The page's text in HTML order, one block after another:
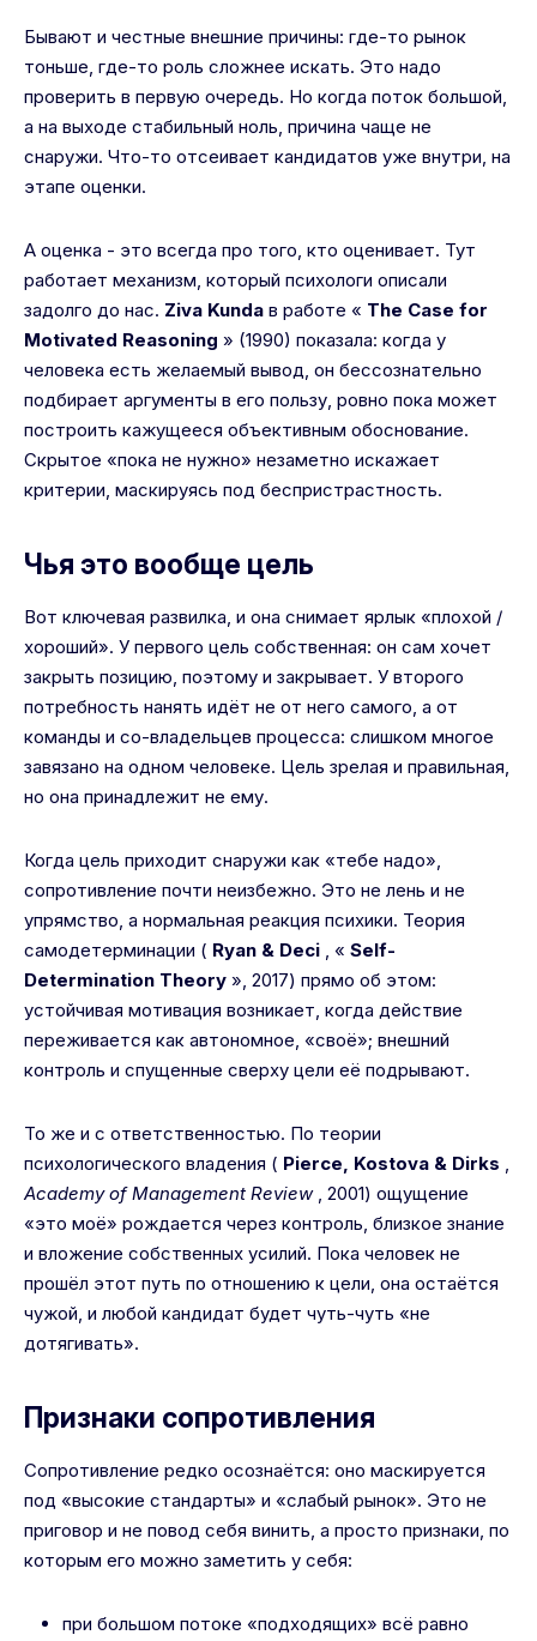
Бывают и честные внешние причины: где-то рынок
тоньше, где-то роль сложнее искать. Это надо
проверить в первую очередь. Но когда поток большой,
а на выходе стабильный ноль, причина чаще не
снаружи. Что-то отсеивает кандидатов уже внутри, на
этапе оценки.
А оценка - это всегда про того, кто оценивает. Тут
работает механизм, который психологи описали
задолго до нас. Ziva Kunda в работе « The Case for
Motivated Reasoning » (1990) показала: когда у
человека есть желаемый вывод, он бессознательно
подбирает аргументы в его пользу, ровно пока может
построить кажущееся объективным обоснование.
Скрытое «пока не нужно» незаметно искажает
критерии, маскируясь под беспристрастность.
Чья это вообще цель
Вот ключевая развилка, и она снимает ярлык «плохой /
хороший». У первого цель собственная: он сам хочет
закрыть позицию, поэтому и закрывает. У второго
потребность нанять идёт не от него самого, а от
команды и со-владельцев процесса: слишком многое
завязано на одном человеке. Цель зрелая и правильная,
но она принадлежит не ему.
Когда цель приходит снаружи как «тебе надо»,
сопротивление почти неизбежно. Это не лень и не
упрямство, а нормальная реакция психики. Теория
самодетерминации ( Ryan & Deci , « Self-
Determination Theory », 2017) прямо об этом:
устойчивая мотивация возникает, когда действие
переживается как автономное, «своё»; внешний
контроль и спущенные сверху цели её подрывают.
То же и с ответственностью. По теории
психологического владения ( Pierce, Kostova & Dirks ,
Academy of Management Review , 2001) ощущение
«это моё» рождается через контроль, близкое знание
и вложение собственных усилий. Пока человек не
прошёл этот путь по отношению к цели, она остаётся
чужой, и любой кандидат будет чуть-чуть «не
дотягивать».
Признаки сопротивления
Сопротивление редко осознаётся: оно маскируется
под «высокие стандарты» и «слабый рынок». Это не
приговор и не повод себя винить, а просто признаки, по
которым его можно заметить у себя:
при большом потоке «подходящих» всё равно